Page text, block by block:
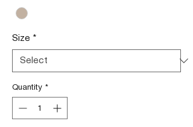
Size *
Quantity *